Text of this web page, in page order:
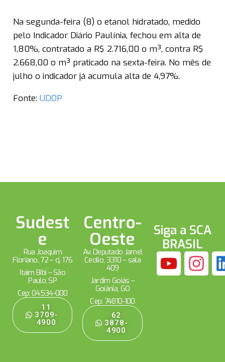
Na segunda-feira (8) o etanol hidratado, medido
pelo Indicador Diário Paulínia, fechou em alta de
1,80%, contratado a R$ 2.716,00 o m³, contra R$
2.668,00 o m³ praticado na sexta-feira. No mês de
julho o indicador já acumula alta de 4,97%.
Fonte: UDOP
Sudest
e
Rua Joaquim
Floriano, 72 – cj. 176
Itaim Bibi – São
Paulo, SP
Cep: 04534-000
11
3709-
4900
Centro-
Oeste
Av. Deputado Jamel
Cecílio, 3310 – sala
409
Jardim Goiás –
Goiânia, GO
Cep: 74810-100
62
3878-
4900
Siga a SCA
BRASIL